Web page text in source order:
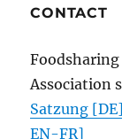
CONTACT
Association
Satzung
EN-FR]